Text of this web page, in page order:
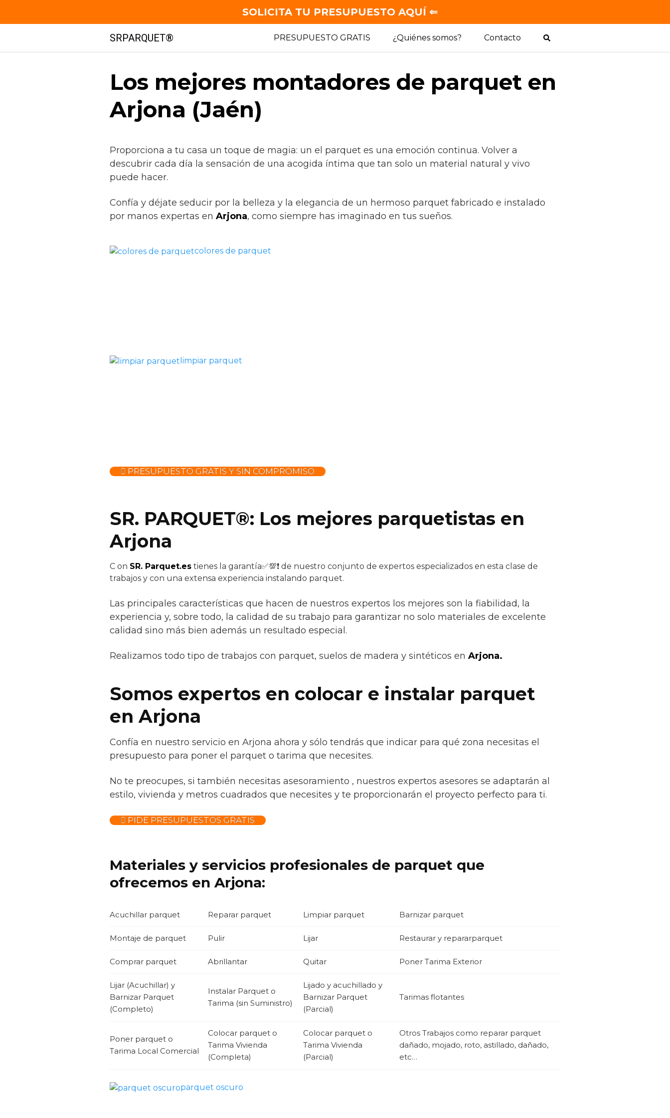
contenido
SRPARQUET® PRESUPUESTO GRATIS ¿Quiénes somos? Contacto
Los mejores montadores de parquet en
Arjona (Jaén)
Proporciona a tu casa un toque de magia: un el parquet es una emoción continua. Volver a
descubrir cada día la sensación de una acogida íntima que tan solo un material natural y vivo
puede hacer.
Confía y déjate seducir por la belleza y la elegancia de un hermoso parquet fabricado e instalado
por manos expertas en Arjona, como siempre has imaginado en tus sueños.
colores de parquet
limpiar parquet
PRESUPUESTO GRATIS Y SIN COMPROMISO
SR. PARQUET®: Los mejores parquetistas en
Arjona
C on SR. Parquet.es tienes la garantía✅💯❗ de nuestro conjunto de expertos especializados en esta clase de
trabajos y con una extensa experiencia instalando parquet.
Las principales características que hacen de nuestros expertos los mejores son la fiabilidad, la
experiencia y, sobre todo, la calidad de su trabajo para garantizar no solo materiales de excelente
calidad sino más bien además un resultado especial.
Realizamos todo tipo de trabajos con parquet, suelos de madera y sintéticos en Arjona.
Somos expertos en colocar e instalar parquet
en Arjona
Confía en nuestro servicio en Arjona ahora y sólo tendrás que indicar para qué zona necesitas el
presupuesto para poner el parquet o tarima que necesites.
No te preocupes, si también necesitas asesoramiento , nuestros expertos asesores se adaptarán al
estilo, vivienda y metros cuadrados que necesites y te proporcionarán el proyecto perfecto para ti.
PIDE PRESUPUESTOS GRATIS
Materiales y servicios profesionales de parquet que
ofrecemos en Arjona:
Acuchillar parquet Reparar parquet Limpiar parquet Barnizar parquet
Montaje de parquet Pulir Lijar Restaurar y repararparquet
Comprar parquet Abrillantar Quitar Poner Tarima Exterior
Lijar (Acuchillar) y
Barnizar Parquet
(Completo)
Instalar Parquet o
Tarima (sin Suministro)
Lijado y acuchillado y
Barnizar Parquet
(Parcial)
Tarimas flotantes
Poner parquet o
Tarima Local Comercial
Colocar parquet o
Tarima Vivienda
(Completa)
Colocar parquet o
Tarima Vivienda
(Parcial)
Otros Trabajos como reparar parquet
dañado, mojado, roto, astillado, dañado,
etc…
parquet oscuro
SOLICITA TU PRESUPUESTO AQUÍ ⇐